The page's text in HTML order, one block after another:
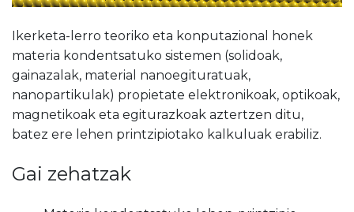
Ikerketa-lerro teoriko eta konputazional honek
materia kondentsatuko sistemen (solidoak,
gainazalak, material nanoegituratuak,
nanopartikulak) propietate elektronikoak, optikoak,
magnetikoak eta egiturazkoak aztertzen ditu,
batez ere lehen printzipiotako kalkuluak erabiliz.
Gai zehatzak